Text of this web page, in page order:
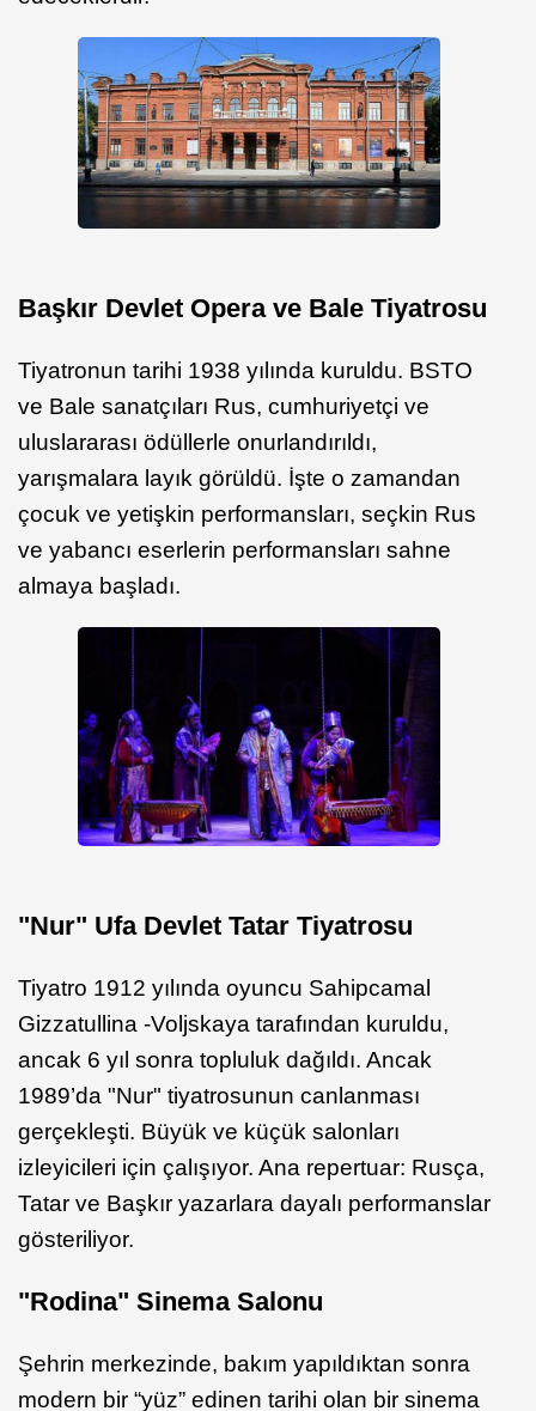
Başkır Devlet Opera ve Bale Tiyatrosu
Tiyatronun tarihi 1938 yılında kuruldu. BSTO
ve Bale sanatçıları Rus, cumhuriyetçi ve
uluslararası ödüllerle onurlandırıldı,
yarışmalara layık görüldü. İşte o zamandan
çocuk ve yetişkin performansları, seçkin Rus
ve yabancı eserlerin performansları sahne
almaya başladı.
"Nur" Ufa Devlet Tatar Tiyatrosu
Tiyatro 1912 yılında oyuncu Sahipcamal
Gizzatullina -Voljskaya tarafından kuruldu,
ancak 6 yıl sonra topluluk dağıldı. Ancak
1989’da "Nur" tiyatrosunun canlanması
gerçekleşti. Büyük ve küçük salonları
izleyicileri için çalışıyor. Ana repertuar: Rusça,
Tatar ve Başkır yazarlara dayalı performanslar
gösteriliyor.
"Rodina" Sinema Salonu
Şehrin merkezinde, bakım yapıldıktan sonra
modern bir “yüz” edinen tarihi olan bir sinema